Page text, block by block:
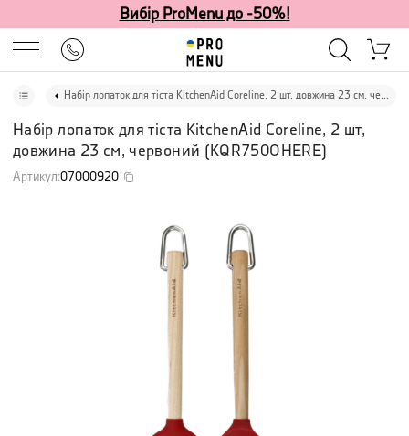
Вибір ProMenu до -50%!
Набір лопаток для тіста KitchenAid Coreline, 2 шт, довжина 23 см, червоний
Набір лопаток для тіста KitchenAid Coreline, 2 шт,
довжина 23 см, червоний ( KQR750OHERE)
Артикул:07000920